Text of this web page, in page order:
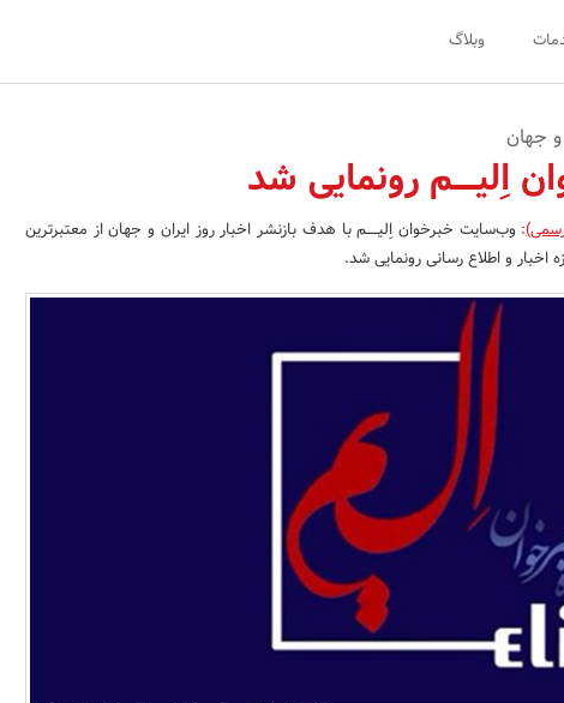
وبلاگ
و جهان
رونمایی شد
: وب‌سایت خبرخوان اِلیـــــم با هدف بازنشر اخبار روز ایران و جهان از معتبرترین
اخبار و اطلاع رسانی رونمایی شد.